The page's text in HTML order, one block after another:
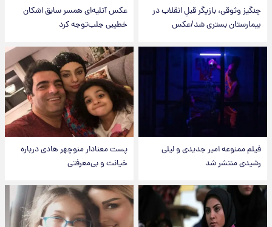
چنگیز وثوقی، بازیگر قبلِ انقلاب در
بیمارستان بستری شد/عکس
عکس‌ آتلیه‌ای همسر سابق اشکان
خطیبی جلب‌توجه کرد
فیلم ممنوعه امیر جدیدی و لیلی
رشیدی منتشر شد
پست معنادار منوچهر هادی درباره
خیانت و بی‌معرفتی